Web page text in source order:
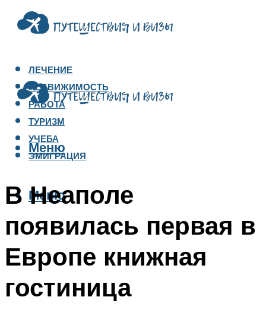
ЛЕЧЕНИЕ
НЕДВИЖИМОСТЬ
РАБОТА
ТУРИЗМ
УЧЕБА
ЭМИГРАЦИЯ
Меню
Меню
В Неаполе
появилась первая в
Европе книжная
гостиница